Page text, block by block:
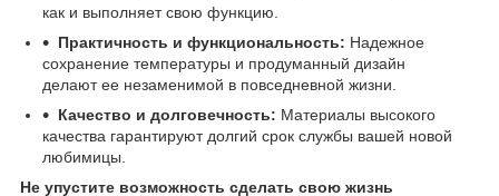
как и выполняет свою функцию.
Практичность и функциональность: Надежное
сохранение температуры и продуманный дизайн
делают ее незаменимой в повседневной жизни.
Качество и долговечность: Материалы высокого
качества гарантируют долгий срок службы вашей новой
любимицы.
Не упустите возможность сделать свою жизнь